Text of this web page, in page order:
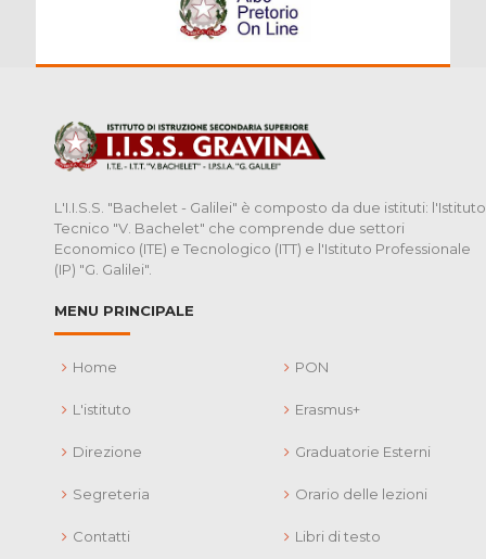
L'I.I.S.S. "Bachelet - Galilei" è composto da due istituti: l'Istituto
Tecnico "V. Bachelet" che comprende due settori
Economico (ITE) e Tecnologico (ITT) e l'Istituto Professionale
(IP) "G. Galilei".
MENU PRINCIPALE
Home
L'istituto
Direzione
Segreteria
Contatti
PON
Erasmus+
Graduatorie Esterni
Orario delle lezioni
Libri di testo